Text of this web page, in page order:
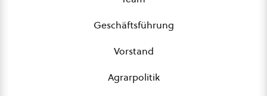
Geschäftsführung
Vorstand
Agrarpolitik